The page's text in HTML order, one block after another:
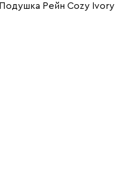
Подушка Рейн Cozy Ivory